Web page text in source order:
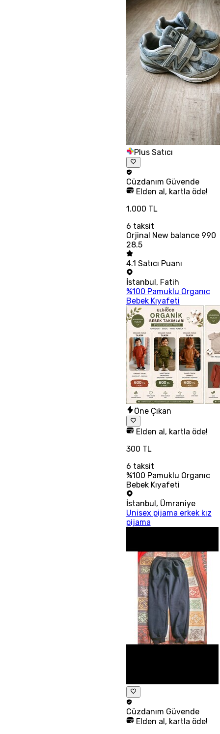
Plus Satıcı
Cüzdanım Güvende
Elden al, kartla öde!
1.000 TL
6 taksit
Orjinal New balance 990
28.5
4.1 Satıcı Puanı
İstanbul, Fatih
%100 Pamuklu Organıc
Bebek Kıyafeti
Öne Çıkan
Elden al, kartla öde!
300 TL
6 taksit
%100 Pamuklu Organıc
Bebek Kıyafeti
İstanbul , Ümraniye
Unisex pijama erkek kız
pijama
Cüzdanım Güvende
Elden al, kartla öde!